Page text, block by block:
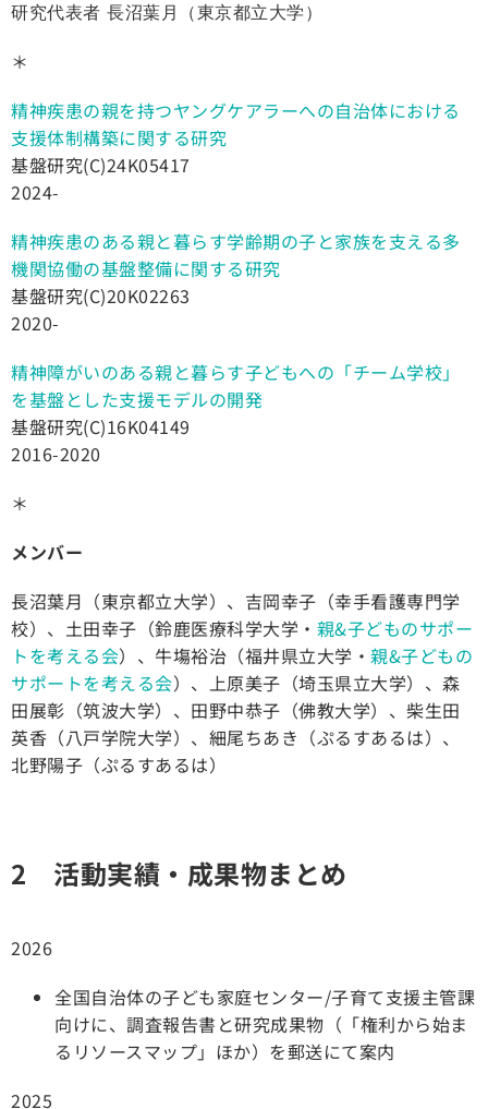
研究代表者 長沼葉月（東京都立大学）
＊
精神疾患の親を持つヤングケアラーへの自治体における
支援体制構築に関する研究
基盤研究(C)24K05417
2024-
精神疾患のある親と暮らす学齢期の子と家族を支える多
機関協働の基盤整備に関する研究
基盤研究(C)20K02263
2020-
精神障がいのある親と暮らす子どもへの「チーム学校」
を基盤とした支援モデルの開発
基盤研究(C)16K04149
2016-2020
＊
メンバー
長沼葉月（東京都立大学）、吉岡幸子（幸手看護専門学
校）、土田幸子（鈴鹿医療科学大学・ 親&子どものサポー
トを考える会）、牛塲裕治（福井県立大学・ 親&子どもの
サポートを考える会）、上原美子（埼玉県立大学）、森
田展彰（筑波大学）、田野中恭子（佛教大学）、柴生田
英香（八戸学院大学）、細尾ちあき（ぷるすあるは）、
北野陽子（ぷるすあるは）
2 活動実績・成果物まとめ
2026
全国自治体の子ども家庭センター/子育て支援主管課
向けに、調査報告書と研究成果物（「権利から始ま
るリソースマップ」ほか）を郵送にて案内
2025